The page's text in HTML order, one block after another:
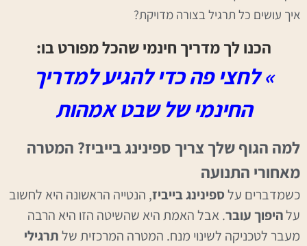
איך עושים כל תרגיל בצורה מדויקת?
הכנו לך מדריך חינמי שהכל מפורט בו:
» לחצי פה כדי להגיע למדריך
החינמי של שבט אמהות
למה הגוף שלך צריך ספינינג בייביז? המטרה
מאחורי התנועה
כשמדברים עלספינינג בייביז, הנטייה הראשונה היא לחשוב
עלהיפוך עובר. אבל האמת היא שהשיטה הזו היא הרבה
מעבר לטכניקה לשינוי מנח. המטרה המרכזית שלתרגילי